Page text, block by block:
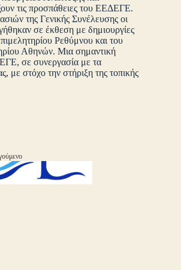
τις προσπάθειες του ΕΕΔΕΓΕ.
της Γενικής Συνέλευσης οι
σε έκθεση με δημιουργίες
Ρεθύμνου και του
Αθηνών. Μια σημαντική
σε συνεργασία με τα
με στόχο την στήριξη της τοπικής